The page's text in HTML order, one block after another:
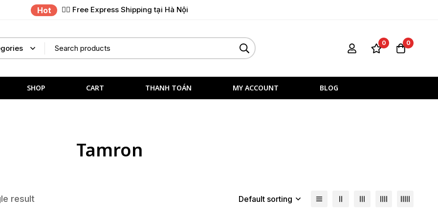
Hot ✌🏼 Free Express Shipping tại Hà Nội
0 0
SHOP CART THANH TOÁN MY ACCOUNT BLOG
Tamron
result Default sorting